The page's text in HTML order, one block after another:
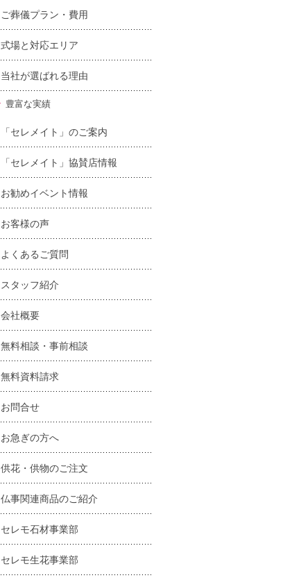
ご葬儀プラン・費用
式場と対応エリア
当社が選ばれる理由
豊富な実績
「セレメイト」のご案内
「セレメイト」協賛店情報
お勧めイベント情報
お客様の声
よくあるご質問
スタッフ紹介
会社概要
無料相談・事前相談
無料資料請求
お問合せ
お急ぎの方へ
供花・供物のご注文
仏事関連商品のご紹介
セレモ石材事業部
セレモ生花事業部